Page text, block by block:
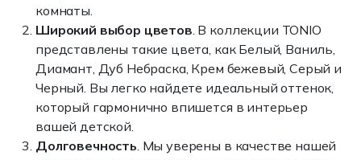
комнаты.
Широкий выбор цветов. В коллекции TONIO
представлены такие цвета, как Белый, Ваниль,
Диамант, Дуб Небраска, Крем бежевый, Серый и
Черный. Вы легко найдете идеальный оттенок,
который гармонично впишется в интерьер
вашей детской.
Долговечность. Мы уверены в качестве нашей